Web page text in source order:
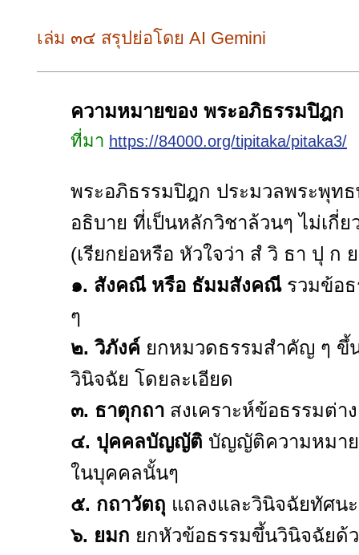
เล่ม ๓๔ สรุปย่อโดย AI Gemini
ความหมายของ พระอภิธรรมปิฎก
ที่มา https://84000.org/tipitaka/pitaka3/
พระอภิธรรมปิฎก ประมวลพระพุท
อธิบาย ที่เป็นหลักวิชาล้วนๆ ไม่เกี่
(เรียกย่อหรือ หัวใจว่า สํ วิ ธา ปุ ก
๑. สังคณี หรือ ธัมมสังคณี รวมข้อ
ๆ
๒. วิภังค์ ยกหมวดธรรมสำคัญ ๆ ขึ้
วินิจฉัย โดยละเอียด
๓. ธาตุกถา สงเคราะห์ข้อธรรมต่า
๔. ปุคคลบัญญัติ บัญญัติความหมา
ในบุคคลนั้นๆ
๕. กถาวัตถุ แถลงและวินิจฉัยทัศน
๖. ยมก ยกหัวข้อธรรมขึ้นวินิจฉัยด้